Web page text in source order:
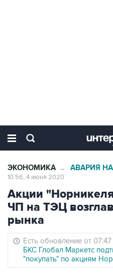
ЭКОНОМИКА → АВАРИЯ
10:56, 4 июня 2020
Акции
ЧП на ТЭЦ
рынка
Есть обновление от 07:47
БКС Глобал Маркетс
"покупать" по акциям